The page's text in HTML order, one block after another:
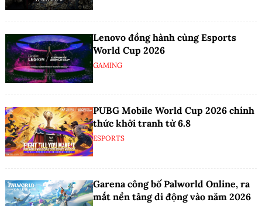
Lenovo đồng hành cùng Esports
World Cup 2026
GAMING
PUBG Mobile World Cup 2026 chính
thức khởi tranh từ 6.8
ESPORTS
Garena công bố Palworld Online, ra
mắt nền tảng di động vào năm 2026